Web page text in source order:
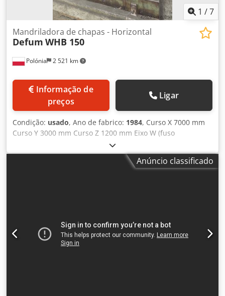
1 /7
Polónia 2 521 km
Mandriladora de chapas - Horizontal
Defum WHB 150
preços
Ligar
Condição: usado, Ano de fabrico: 1984, Curso X 7000 mm
Curso Y 3000 mm Curso Z 1200 mm Eixo W (fuso
longitudinal) 500 mm Diâmetro do fuso 150 mm Cedpfxoyz
Db Io Afujrf Canhão: 380 x 380 mm Tamanho da placa 4x
5000 x 2000 mm Mesa rotativa motorizada 1600 x 1600
Luneta - Cabeçote vertical ajustável - Mesa rotativa
motorizada
Anúncio classificado